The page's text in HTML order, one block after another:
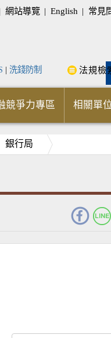
網站導覽 | English | 常見
| 洗錢防制 法規檢
競爭力專區 相關單
銀行局